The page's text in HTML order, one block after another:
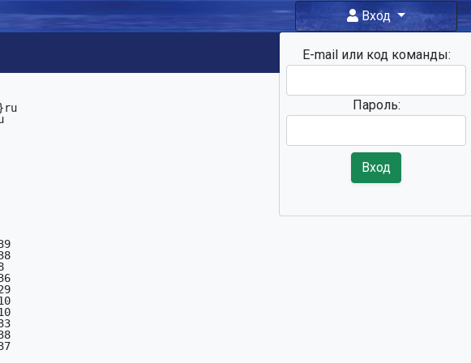
Вход
E-mail или код команды:
Пароль:
Вход